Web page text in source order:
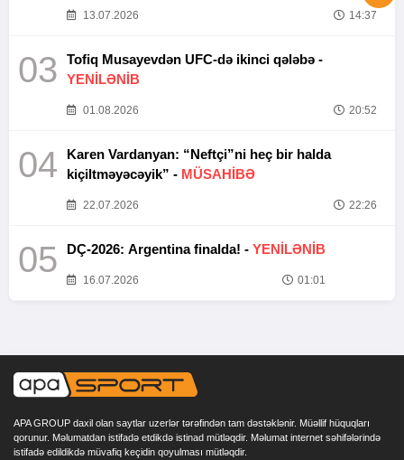
13.07.2026 14:37
03
Tofiq Musayevdən UFC-də ikinci qələbə -
YENİLƏNİB
01.08.2026 20:52
04
Karen Vardanyan: “Neftçi”ni heç bir halda
kiçiltməyəcəyik” - MÜSAHİBƏ
22.07.2026 22:26
05 DÇ-2026: Argentina finalda! - YENİLƏNİB
16.07.2026 01:01
APA GROUP daxil olan saytlar uzerlər tərəfindən tam dəstəklənir. Müəllif hüquqları
qorunur. Məlumatdan istifadə etdikdə istinad mütləqdir. Məlumat internet səhifələrində
istifadə edildikdə müvafiq keçidin qoyulması mütləqdir.